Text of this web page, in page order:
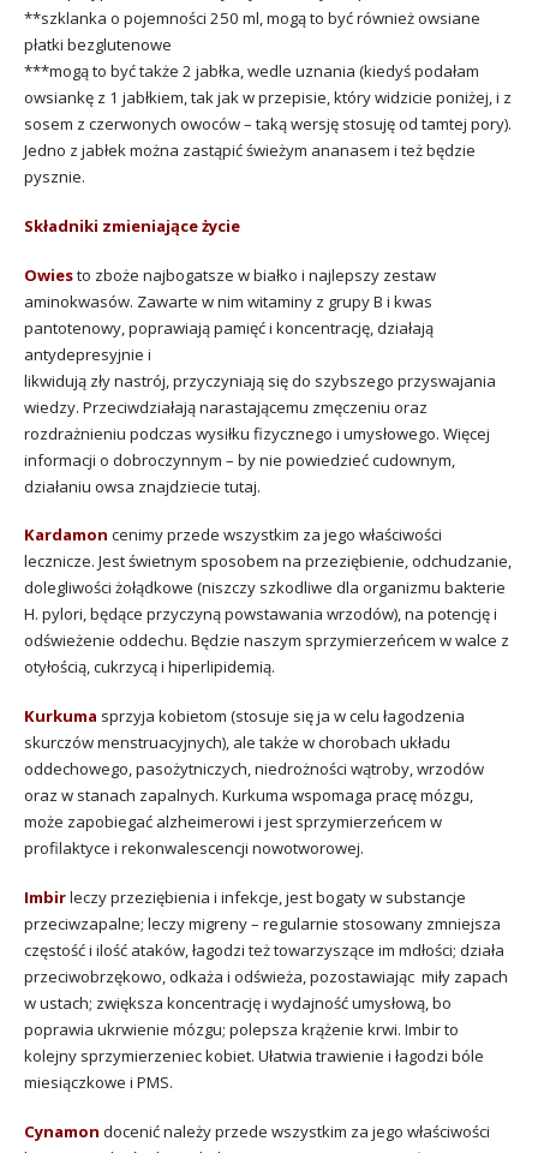
**szklanka o pojemności 250 ml, mogą to być również owsiane
płatki bezglutenowe
***mogą to być także 2 jabłka, wedle uznania (kiedyś podałam
owsiankę z 1 jabłkiem, tak jak w przepisie, który widzicie poniżej, i z
sosem z czerwonych owoców – taką wersję stosuję od tamtej pory).
Jedno z jabłek można zastąpić świeżym ananasem i też będzie
pysznie.
Składniki zmieniające życie
Owiesto zboże najbogatsze w białko i najlepszy zestaw
aminokwasów. Zawarte w nim witaminy z grupy B i kwas
pantotenowy, poprawiają pamięć i koncentrację, działają
antydepresyjnie i
likwidują zły nastrój, przyczyniają się do szybszego przyswajania
wiedzy. Przeciwdziałają narastającemu zmęczeniu oraz
rozdrażnieniu podczas wysiłku fizycznego i umysłowego. Więcej
informacji o dobroczynnym – by nie powiedzieć cudownym,
działaniu owsa znajdziecie tutaj.
Kardamon cenimy przede wszystkim za jego właściwości
lecznicze. Jest świetnym sposobem na przeziębienie, odchudzanie,
dolegliwości żołądkowe (niszczy szkodliwe dla organizmu bakterie
H. pylori, będące przyczyną powstawania wrzodów), na potencję i
odświeżenie oddechu. Będzie naszym sprzymierzeńcem w walce z
otyłością, cukrzycą i hiperlipidemią.
Kurkuma sprzyja kobietom (stosuje się ja w celu łagodzenia
skurczów menstruacyjnych), ale także w chorobach układu
oddechowego, pasożytniczych, niedrożności wątroby, wrzodów
oraz w stanach zapalnych. Kurkuma wspomaga pracę mózgu,
może zapobiegać alzheimerowi i jest sprzymierzeńcem w
profilaktyce i rekonwalescencji nowotworowej.
Imbirleczy przeziębienia i infekcje, jest bogaty w substancje
przeciwzapalne; leczy migreny – regularnie stosowany zmniejsza
częstość i ilość ataków, łagodzi też towarzyszące im mdłości; działa
przeciwobrzękowo, odkaża i odświeża, pozostawiając miły zapach
w ustach; zwiększa koncentrację i wydajność umysłową, bo
poprawia ukrwienie mózgu; polepsza krążenie krwi. Imbir to
kolejny sprzymierzeniec kobiet. Ułatwia trawienie i łagodzi bóle
miesiączkowe i PMS.
Cynamon docenić należy przede wszystkim za jego właściwości